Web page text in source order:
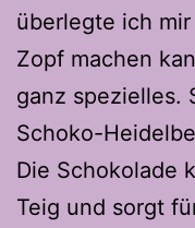
überlegte ich
Zopf machen
ganz spezielles.
Schoko-
Die Schokolade
Teig und sorgt